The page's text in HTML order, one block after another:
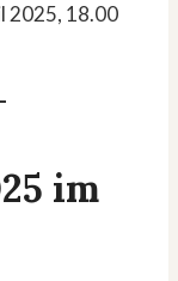
2025, 18.00
im